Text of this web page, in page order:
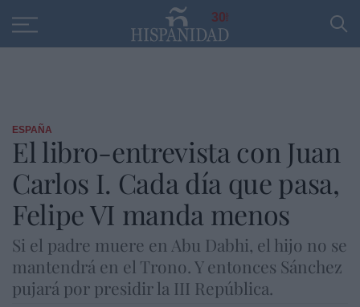
30
ESPAÑA
El libro-entrevista con Juan
Carlos I. Cada día que pasa,
Felipe VI manda menos
Si el padre muere en Abu Dabhi, el hijo no se
mantendrá en el Trono. Y entonces Sánchez
pujará por presidir la III República.